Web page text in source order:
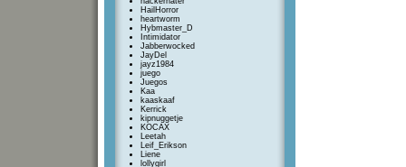
HailHorror
heartworm
Hybmaster_D
Intimidator
Jabberwocked
JayDel
jayz1984
juego
Juegos
Kaa
kaaskaaf
Kerrick
kipnuggetje
KOCAX
Leetah
Leif_Erikson
Liene
lollygirl